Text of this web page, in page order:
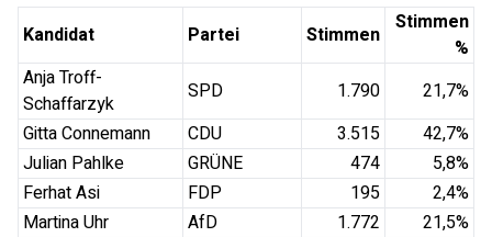
Kandidat Partei Stimmen Stimmen
%
Anja Troff-
Schaffarzyk
SPD 1.790 21,7%
Gitta Connemann
CDU 3.515 42,7%
Julian Pahlke
GRÜNE 474 5,8%
Ferhat Asi
FDP 195 2,4%
Martina Uhr
AfD 1.772 21,5%